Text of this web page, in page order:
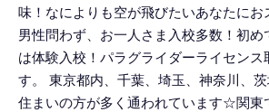
味！なによりも空が飛びたいあなたにお
男性問わず、お一人さま入校多数！初
は体験入校！パラグライダーライセンス
す。 東京都内、千葉、埼玉、神奈川、
住まいの方が多く通われています☆関東